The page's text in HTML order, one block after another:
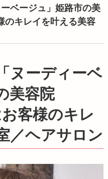
ベージュ」姫路市の美
のキレイを叶える美容
美容院
客様のキレ
／ヘアサロン